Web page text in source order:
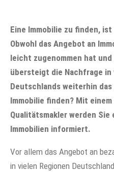
Eine Immobilie zu finden,
Obwohl das Angebot an
leicht zugenommen hat
übersteigt die Nachfrage in
Deutschlands weiterhin
Immobilie finden? Mit
Qualitätsmakler werden Sie
Immobilien informiert.
Vor allem das Angebot an
in vielen Regionen